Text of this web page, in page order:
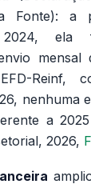
Fonte): a
ela
mensal
Reinf,
nenhuma
a
2026,